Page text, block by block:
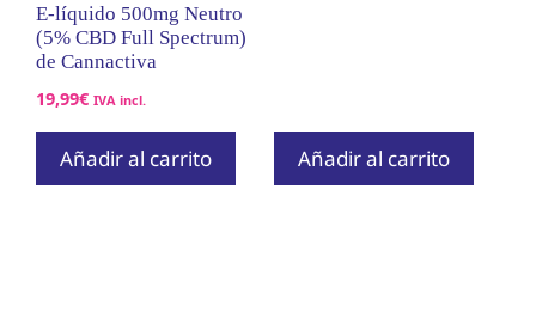
E-líquido 500mg Neutro
(5% CBD Full Spectrum)
de Cannactiva
19,99€ IVA incl.
Añadir al carrito Añadir al carrito